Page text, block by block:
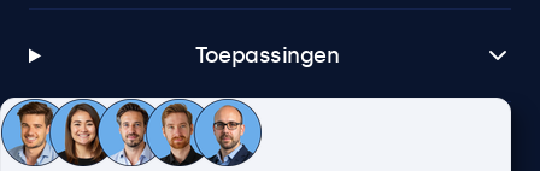
Toepassingen
Klantenservice